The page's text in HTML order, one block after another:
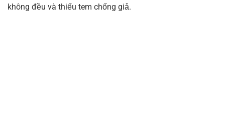
không đều và thiếu tem chống giả.